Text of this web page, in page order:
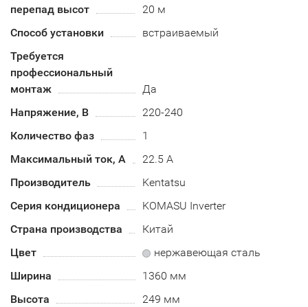
перепад высот
20 м
Способ установки
встраиваемый
Требуется
профессиональный
монтаж
Да
Напряжение, В
220-240
Количество фаз
1
Максимальный ток, А
22.5 А
Производитель
Kentatsu
Серия кондиционера
KOMASU Inverter
Страна производства
Китай
Цвет
нержавеющая сталь
Ширина
1360 мм
Высота
249 мм